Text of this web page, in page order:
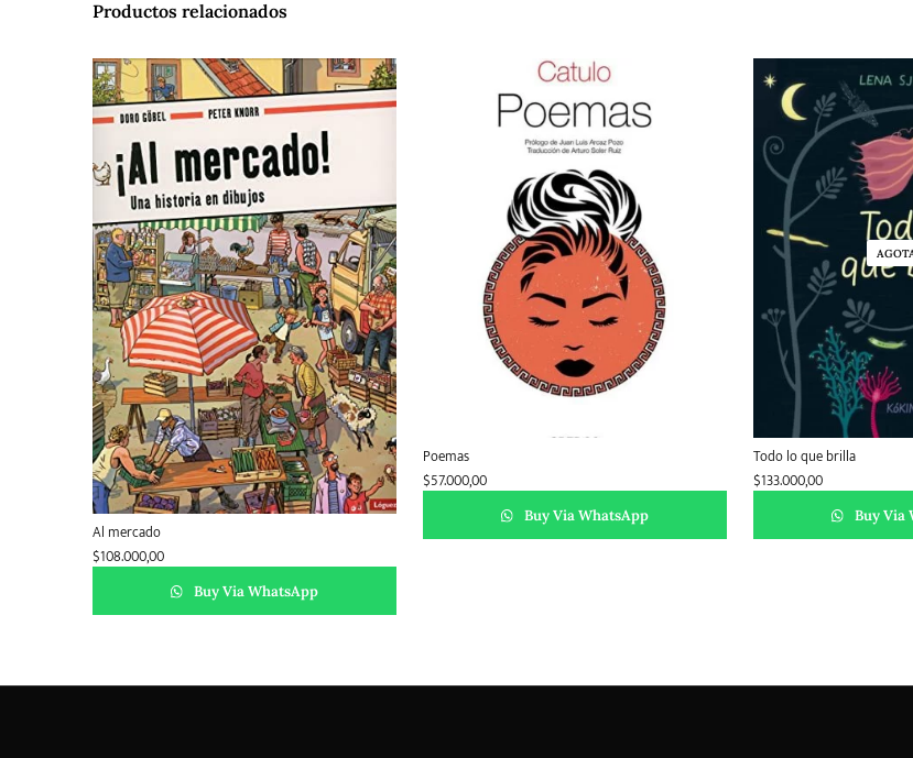
Productos relacionados
Al mercado
$108.000,00
Buy Via WhatsApp
Poemas
$57.000,00
Buy Via WhatsApp
Todo lo que brilla
$133.000,00
Buy Via